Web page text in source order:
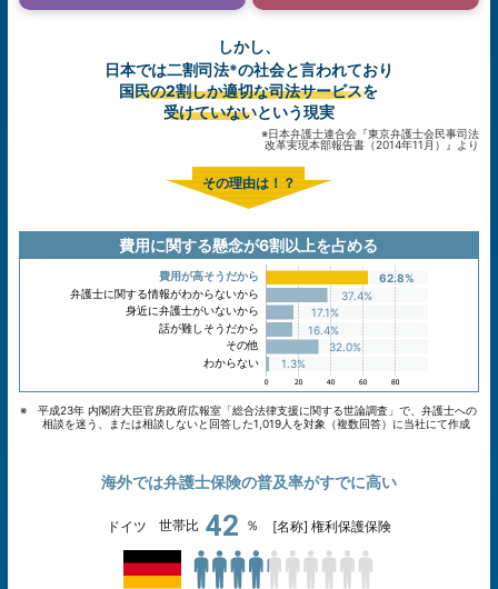
しかし、
日本では二割司法※の社会と言われており
国民の2割しか適切な司法サービスを
受けていないという現実
※日本弁護士連合会『東京弁護士会民事司法
改革実現本部報告書（2014年11月）』より
その理由は！？
費用に関する懸念が6割以上を占める
費用が高そうだから
弁護士に関する情報がわからないから
身近に弁護士がいないから
話が難しそうだから
その他
わからない
62.8%
37.4%
17.1%
16.4%
32.0%
1.3%
※ 平成23年 内閣府大臣官房政府広報室「総合法律支援に関する世論調査」で、弁護士への
相談を迷う、または相談しないと回答した1,019人を対象（複数回答）に当社にて作成
海外では弁護士保険の普及率がすでに高い
ドイツ 世帯比 42 ％ [名称] 権利保護保険